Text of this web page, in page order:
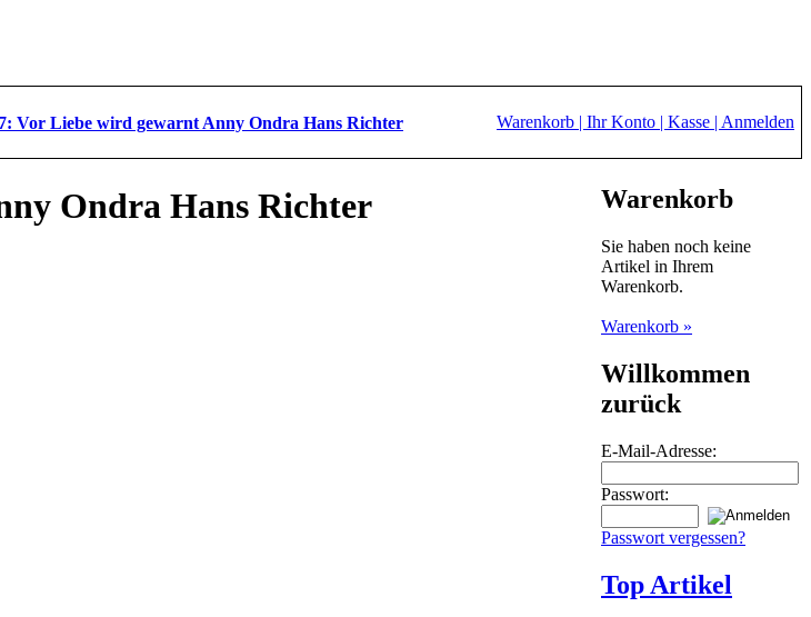
Vor Liebe wird gewarnt Anny Ondra Hans Richter Warenkorb | Ihr Konto | Kasse | Anmelden
Ondra Hans Richter Warenkorb
Sie haben noch keine
Artikel in Ihrem
Warenkorb.
Warenkorb »
Willkommen
zurück
E-Mail-Adresse:
Passwort:
Passwort vergessen?
Top Artikel